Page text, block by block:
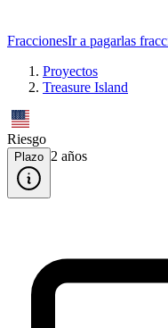
FraccionesIr a pagarlas
Proyectos
Treasure Island
Riesgo
Plazo 2 años